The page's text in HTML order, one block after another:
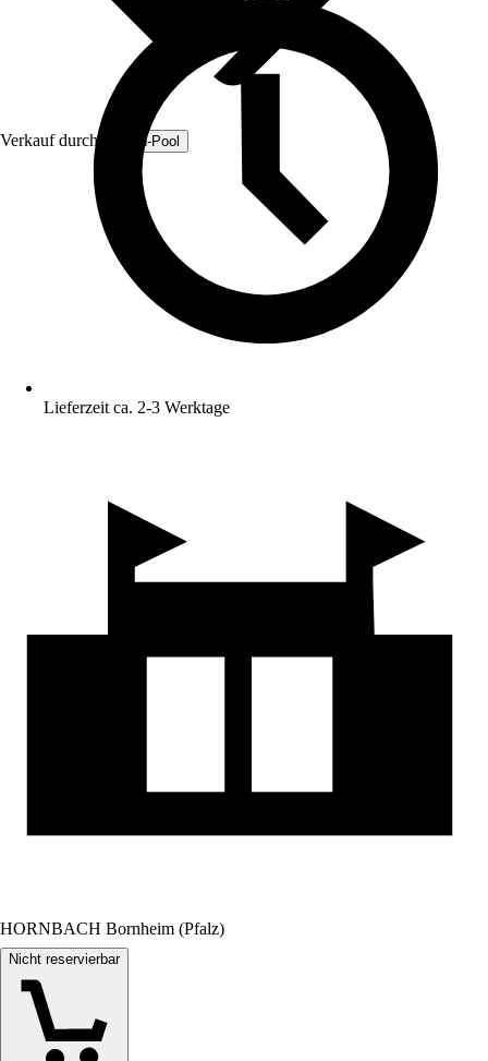
Verkauf durch: Fresh-Pool
Lieferzeit ca. 2-3 Werktage
HORNBACH Bornheim (Pfalz)
Nicht reservierbar